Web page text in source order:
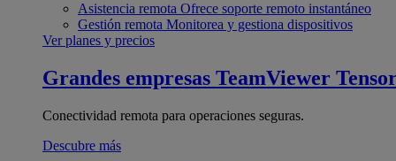
Asistencia remota Ofrece soporte remoto instantáneo
Gestión remota Monitorea y gestiona dispositivos
Ver planes y precios
Grandes empresas TeamViewer Tensor
Conectividad remota para operaciones seguras.
Descubre más